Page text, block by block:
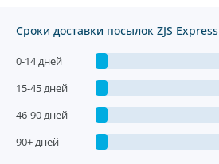
Сроки доставки посылок ZJS Express
0-14 дней
15-45 дней
46-90 дней
90+ дней